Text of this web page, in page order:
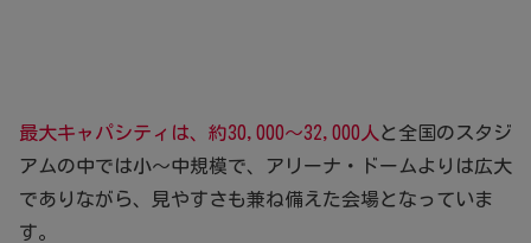
最大キャパシティは、約30,000～32,000人 と全国のスタジ
アムの中では小～中規模で、アリーナ・ドームよりは広大
でありながら、見やすさも兼ね備えた会場となっていま
す。